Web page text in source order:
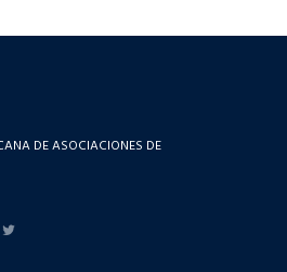
DE ASOCIACIONES DE